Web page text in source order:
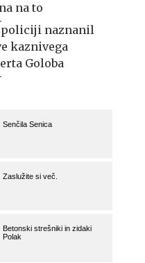
na to
policiji naznanil
kaznivega
Goloba